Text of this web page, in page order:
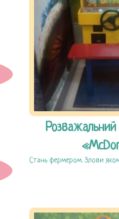
Стань фермером. Злови